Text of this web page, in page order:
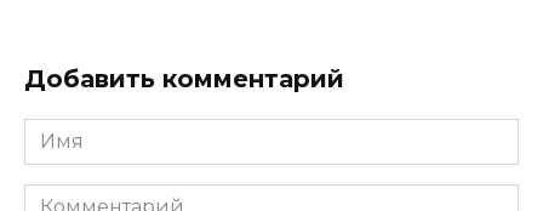
Добавить комментарий
Имя
*
Комментарий